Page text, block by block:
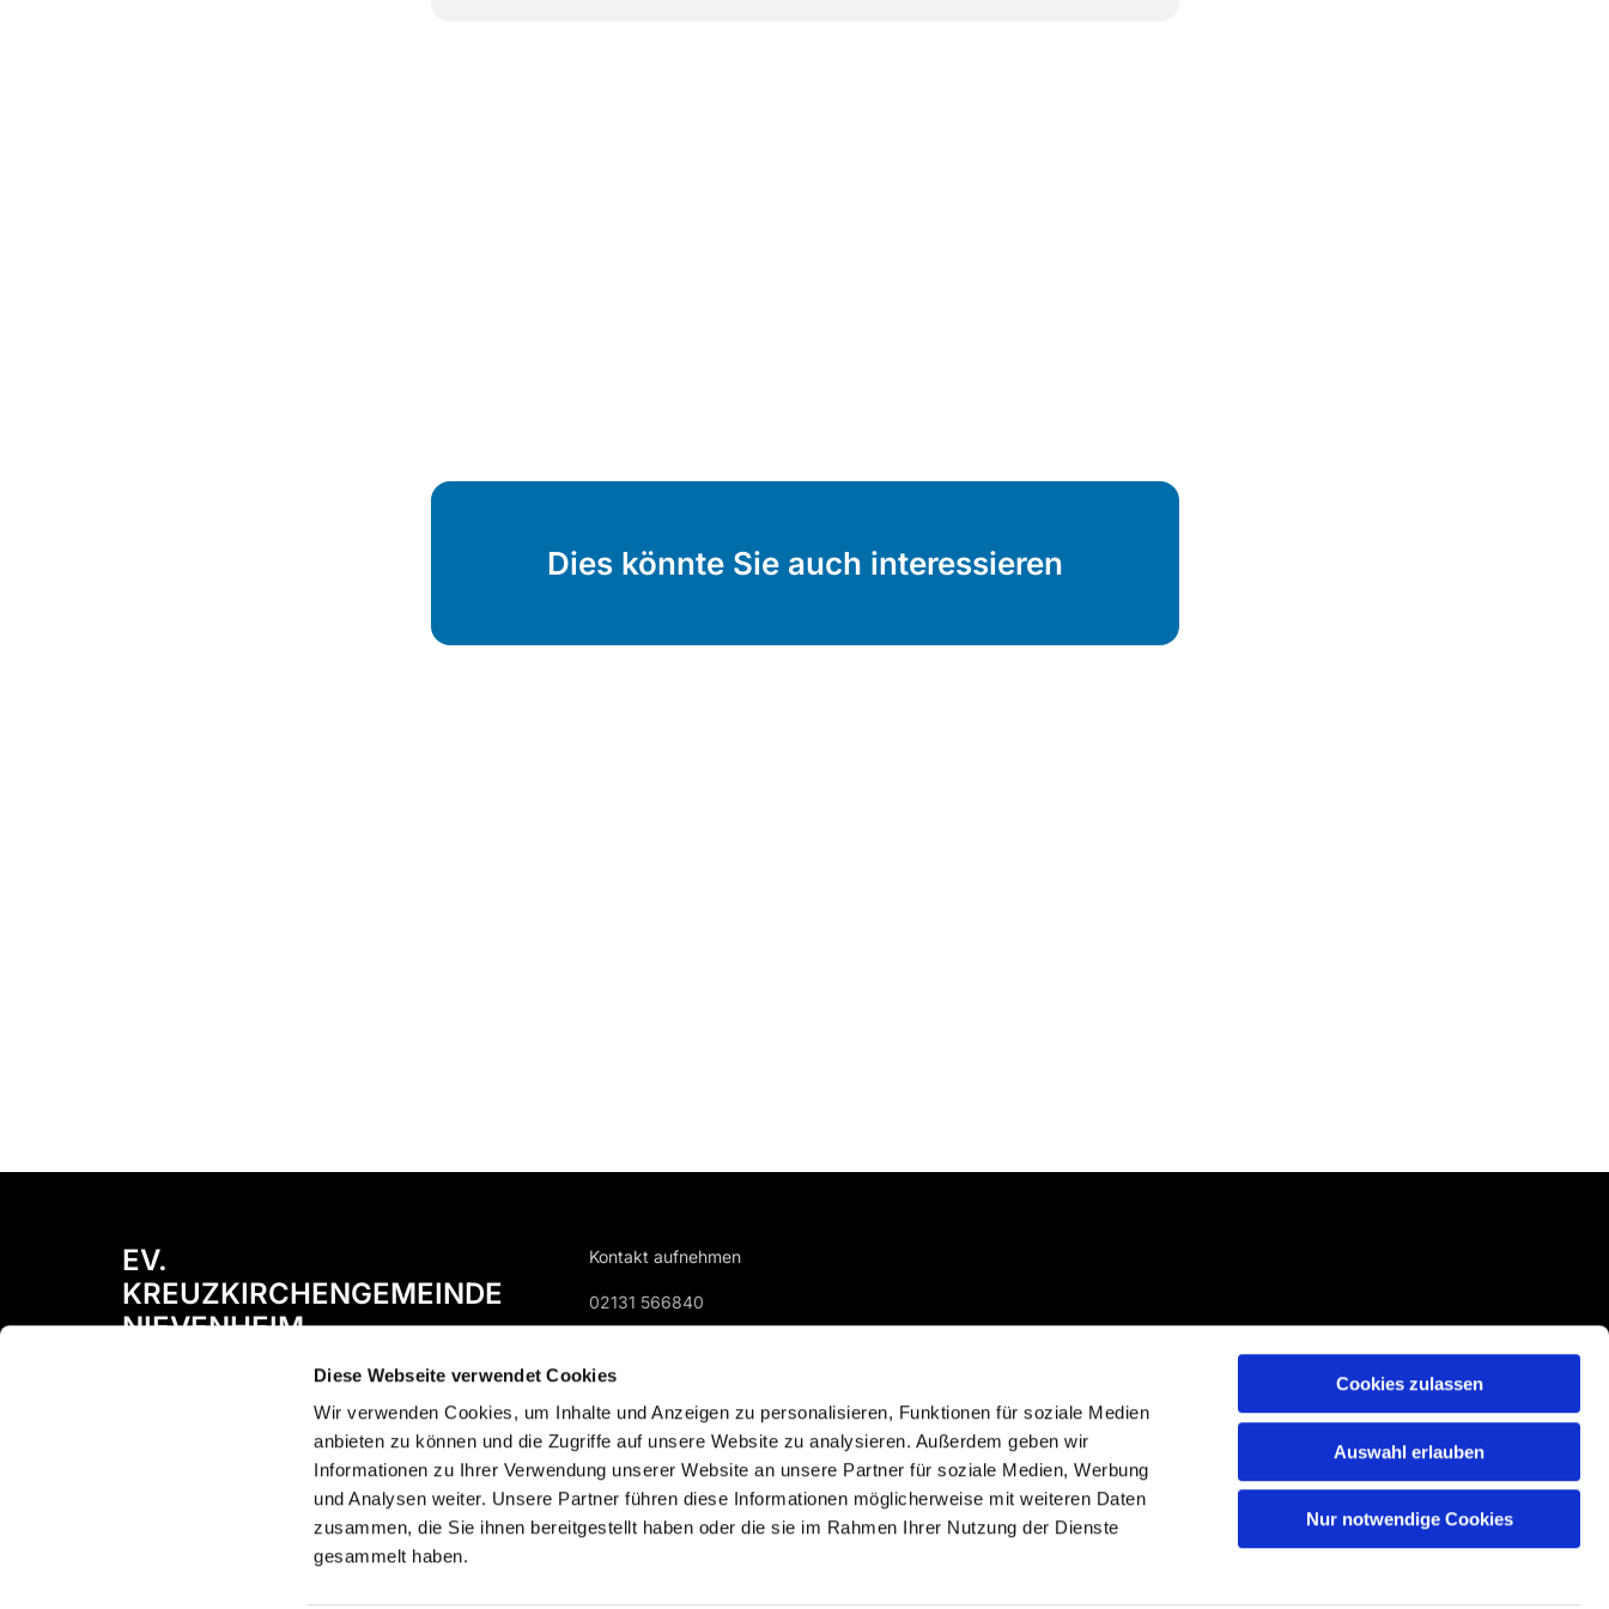
Diese Webseite verwendet Cookies
Wir verwenden Cookies, um Inhalte und Anzeigen zu personalisieren, Funktionen für soziale Medien
anbieten zu können und die Zugriffe auf unsere Website zu analysieren. Außerdem geben wir
Informationen zu Ihrer Verwendung unserer Website an unsere Partner für soziale Medien, Werbung
und Analysen weiter. Unsere Partner führen diese Informationen möglicherweise mit weiteren Daten
zusammen, die Sie ihnen bereitgestellt haben oder die sie im Rahmen Ihrer Nutzung der Dienste
gesammelt haben.
Cookies zulassen
Auswahl erlauben
Nur notwendige Cookies
Dies könnte Sie auch interessieren
EV.
KREUZKIRCHENGEMEINDE
NIEVENHEIM
Kontakt aufnehmen
02131 566840
Impressum Datenschutzerklärung ChurchDesk-Login